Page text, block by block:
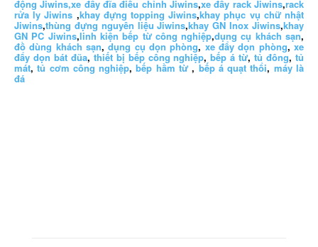
động Jiwins,xe đẩy đĩa điều chỉnh Jiwins,xe đẩy rack Jiwins,rack
rửa ly Jiwins ,khay đựng topping Jiwins,khay phục vụ chữ nhật
Jiwins,thùng đựng nguyên liệu Jiwins,khay GN Inox Jiwins,khay
GN PC Jiwins,linh kiện bếp từ công nghiệp,dụng cụ khách sạn,
đồ dùng khách sạn,dụng cụ dọn phòng,xe đẩy dọn phòng,xe
đẩy dọn bát đũa,thiết bị bếp công nghiệp,bếp á từ,tủ đông,tủ
mát,tủ cơm công nghiệp,bếp hầm từ ,bếp á quạt thổi, máy là
đá